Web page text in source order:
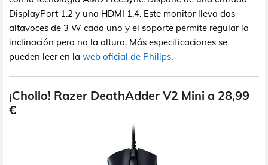
DisplayPort 1.2 y una HDMI 1.4. Este monitor lleva dos
altavoces de 3 W cada uno y el soporte permite regular la
inclinación pero no la altura. Más especificaciones se
pueden leer en la web oficial de Philips.
¡Chollo! Razer DeathAdder V2 Mini a 28,99
€